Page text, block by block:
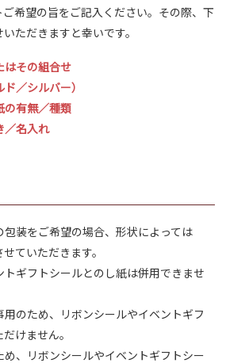
希望の旨をご記入ください。その際、下
ただきますと幸いです。
はその組合せ
／シルバー）
の有無／種類
／名入れ
装をご希望の場合、形状によっては
ていただきます。
トギフトシールとのし紙は併用できませ
のため、リボンシールやイベントギフ
けません。
、リボンシールやイベントギフトシー